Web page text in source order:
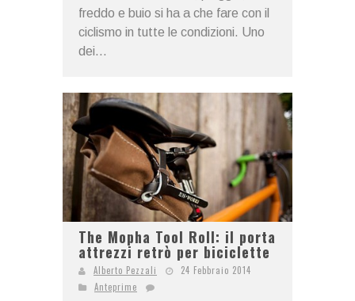
freddo e buio si ha a che fare con il
ciclismo in tutte le condizioni. Uno
dei...
The Mopha Tool Roll: il porta
attrezzi retrò per biciclette
Alberto Pezzali
24 Febbraio 2014
Anteprime